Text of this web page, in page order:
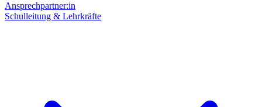
Ansprechpartner:in
Schulleitung & Lehrkräfte